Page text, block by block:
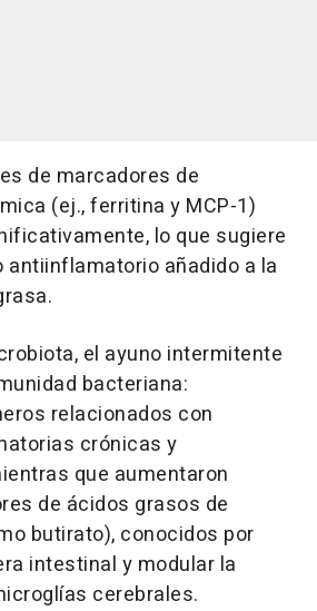
de marcadores de
(ej., ferritina y MCP-1)
lo que sugiere
añadido a la
el ayuno intermitente
bacteriana:
relacionados con
crónicas y
que aumentaron
de ácidos grasos de
butirato), conocidos por
intestinal y modular la
cerebrales.